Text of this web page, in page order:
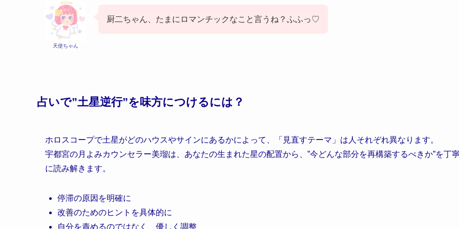
天使ちゃん
厨二ちゃん、たまにロマンチックなこと言うね？ふふっ♡
占いで”土星逆行”を味方につけるには？
ホロスコープで土星がどのハウスやサインにあるかによって、「見直すテーマ」は人それぞれ異なります。
宇都宮の月よみカウンセラー美瑠は、あなたの生まれた星の配置から、”今どんな部分を再構築するべきか”を丁
に読み解きます。
停滞の原因を明確に
改善のためのヒントを具体的に
自分を責めるのではなく、優しく調整